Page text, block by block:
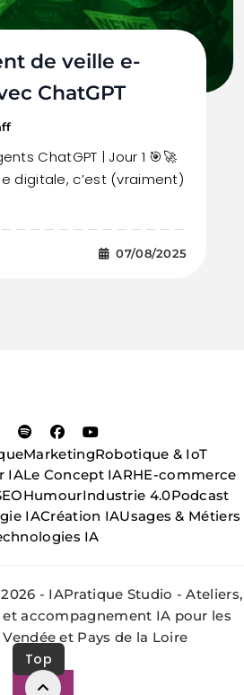
de veille e-
ChatGPT
ChatGPT | Jour 1 🎯🚀
digitale, c’est (vraiment)
07/08/2025
MarketingRobotique & IoT
IALe Concept IARHE-commerce
HumourIndustrie 4.0Podcast
IACréation IAUsages & Métiers
IA
- IAPratique Studio - Ateliers,
accompagnement IA pour les
et Pays de la Loire
Top